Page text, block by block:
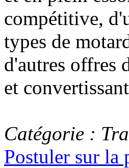
compétitive,
types de
d'autres offres
et
Catégorie :
Postuler sur la